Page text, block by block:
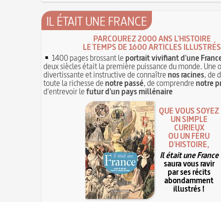
IL ÉTAIT UNE FRANCE
PARCOUREZ 2000 ANS L'HISTOIRE
LE TEMPS DE 1600 ARTICLES ILLUSTRÉS
1400 pages brossant leportrait vivifiant d'une
deux siècles était la première puissance du monde. Une
divertissante et instructive de connaîtrenos racines, de
toute la richesse denotre passé, de comprendrenotre
d'entrevoir lefutur d'un pays millénaire
QUE VOUS SOYEZ
UN SIMPLE
CURIEUX
OU UN FÉRU
D'HISTOIRE,
Il était une France
saura vous ravir
par ses récits
abondamment
illustrés !